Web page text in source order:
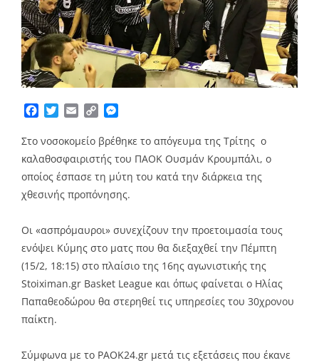
Facebook
TwitterEmailCopy
Στο νοσοκομείο βρέθηκε το απόγευμα της Τρίτης ο
καλαθοσφαιριστής του ΠΑΟΚ Ουσμάν Κρουμπάλι, ο
οποίος έσπασε τη μύτη του κατά την διάρκεια της
χθεσινής προπόνησης.
Οι «ασπρόμαυροι» συνεχίζουν την προετοιμασία τους
ενόψει Κύμης στο ματς που θα διεξαχθεί την Πέμπτη
(15/2, 18:15) στο πλαίσιο της 16ης αγωνιστικής της
Stoiximan.gr Basket League και όπως φαίνεται ο Ηλίας
Παπαθεοδώρου θα στερηθεί τις υπηρεσίες του 30χρονου
παίκτη.
Σύμφωνα με το PAOK24.gr μετά τις εξετάσεις που έκανε